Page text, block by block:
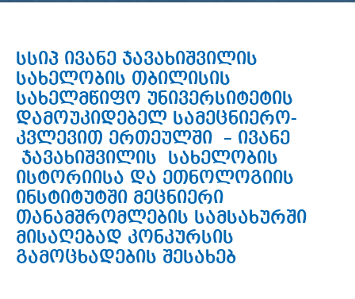
სსიპ ივანე ჯავახიშვილის
სახელობის თბილისის
სახელმწიფო უნივერსიტეტის
დამოუკიდებელ სამეცნიერო-
კვლევით ერთეულში – ივანე
ჯავახიშვილის სახელობის
ისტორიისა და ეთნოლოგიის
ინსტიტუტში მეცნიერი
თანამშრომლების სამსახურში
მისაღებად კონკურსის
გამოცხადების შესახებ